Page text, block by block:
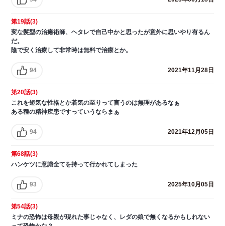
第19話(3)
変な髪型の治癒術師、ヘタレで自己中かと思ったが意外に思いやり有るん
だ。
陰で安く治療して非常時は無料で治療とか。
94 2021年11月28日
第20話(3)
これを短気な性格とか若気の至りって言うのは無理があるなぁ
ある種の精神疾患ですっていうならまぁ
94 2021年12月05日
第68話(3)
ハンケツに意識全てを持って行かれてしまった
93 2025年10月05日
第54話(3)
ミナの恐怖は母親が現れた事じゃなく、レダの娘で無くなるかもしれない